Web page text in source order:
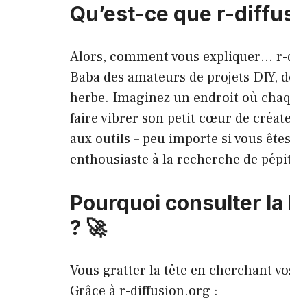
Qu’est-ce que r-
Alors, comment vous expliquer… r-
Baba des amateurs de projets DIY,
herbe. Imaginez un endroit où
faire vibrer son petit cœur de
aux outils – peu importe si vous
enthousiaste à la recherche de
Pourquoi consulter
? 🚀
Vous gratter la tête en cherchant
Grâce à r-diffusion.org :